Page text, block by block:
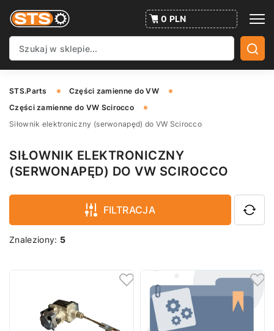
0 PLN
STS.Parts
Części zamienne do VW
Części zamienne do VW Scirocco
Siłownik elektroniczny (serwonapęd) do VW Scirocco
SIŁOWNIK ELEKTRONICZNY
(SERWONAPĘD) DO VW SCIROCCO
FILTRACJA
Znaleziony: 5